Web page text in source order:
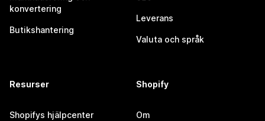
konvertering
Butikshantering
Leverans
Valuta och språk
Resurser
Shopifys hjälpcenter
Shopify
Om